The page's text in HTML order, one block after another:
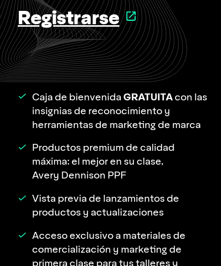
Registrarse
Caja de bienvenida GRATUITA con las
insignias de reconocimiento y
herramientas de marketing de marca
Productos premium de calidad
máxima: el mejor en su clase,
Avery Dennison PPF
Vista previa de lanzamientos de
productos y actualizaciones
Acceso exclusivo a materiales de
comercia­lización y marketing de
primera clase para tus talleres y